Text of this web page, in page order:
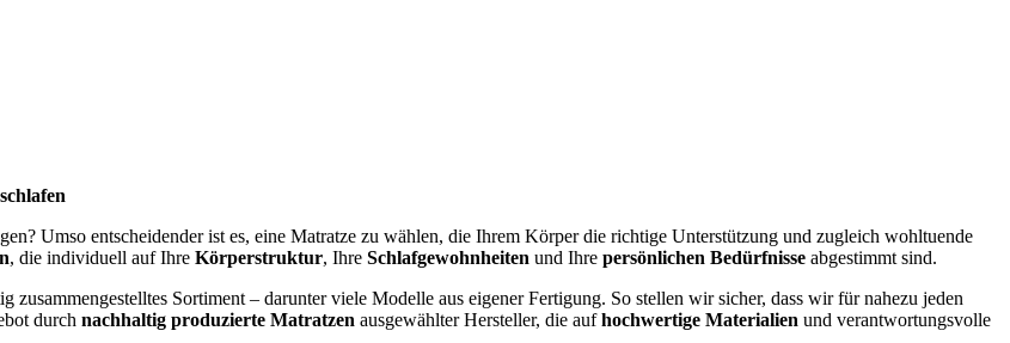
Umso entscheidender ist es, eine Matratze zu wählen, die Ihrem Körper die richtige Unterstützung und zugleich wohltuende
, die individuell auf Ihre Körperstruktur, Ihre Schlafgewohnheiten und Ihre persönlichen Bedürfnisse abgestimmt sind.
zusammengestelltes Sortiment – darunter viele Modelle aus eigener Fertigung. So stellen wir sicher, dass wir für nahezu jeden
durch nachhaltig produzierte Matratzen ausgewählter Hersteller, die aufhochwertige Materialien und verantwortungsvolle